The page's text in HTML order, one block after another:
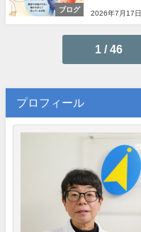
ブログ
2026年7月17日
1 / 46
プロフィール